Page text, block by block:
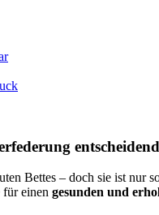
Bettes – doch sie ist nur
für einen gesunden und